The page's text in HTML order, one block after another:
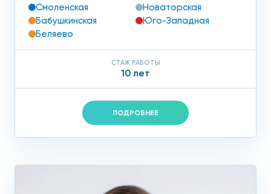
Смоленская
Новаторская
Бабушкинская
Юго-Западная
Беляево
СТАЖ РАБОТЫ
10 лет
ПОДРОБНЕЕ